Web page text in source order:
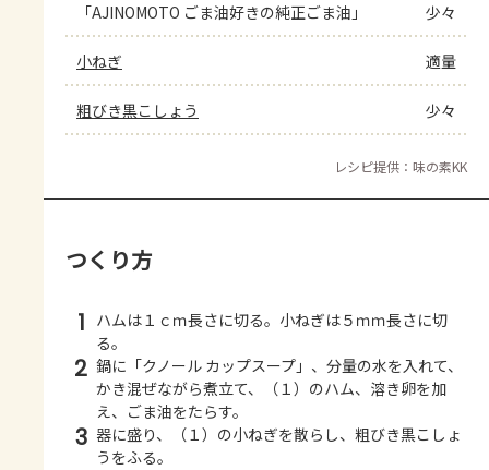
「AJINOMOTO ごま油好きの純正ごま油」 少々
小ねぎ 適量
粗びき黒こしょう 少々
レシピ提供：味の素KK
つくり方
1 ハムは１ｃｍ長さに切る。小ねぎは５ｍｍ長さに切
る。
2 鍋に「クノール カップスープ」、分量の水を入れて、
かき混ぜながら煮立て、（１）のハム、溶き卵を加
え、ごま油をたらす。
3 器に盛り、（１）の小ねぎを散らし、粗びき黒こしょ
うをふる。